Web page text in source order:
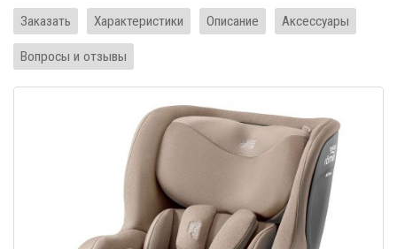
Заказать Характеристики Описание Аксессуары
Вопросы и отзывы